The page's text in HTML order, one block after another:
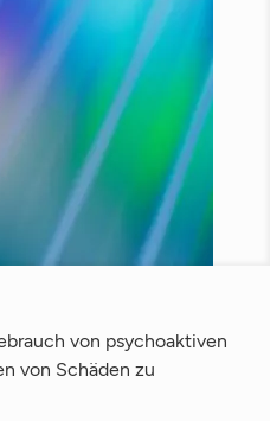
von psychoaktiven
von Schäden zu